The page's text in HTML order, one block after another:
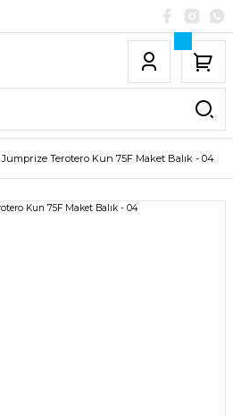
Jumprize Terotero Kun 75F Maket Balık - 04